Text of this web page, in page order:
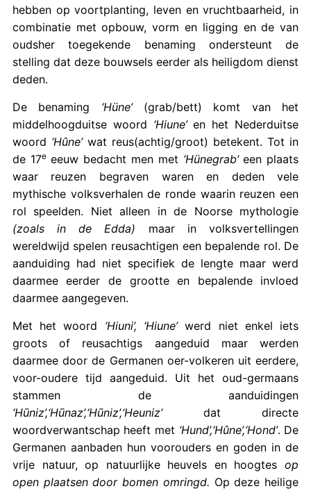
hebben op voortplanting, leven en vruchtbaarheid, in
combinatie met opbouw, vorm en ligging en de van
oudsher toegekende benaming ondersteunt de
stelling dat deze bouwsels eerder als heiligdom dienst
deden.
De benaming ‘Hüne’(grab/bett) komt van het
middelhoogduitse woord ‘Hiune’en het Nederduitse
woord ‘Hûne’wat reus(achtig/groot) betekent. Tot in
de 17eeeuw bedacht men met ‘Hünegrab’een plaats
waar reuzen begraven waren en deden vele
mythische volksverhalen de ronde waarin reuzen een
rol speelden. Niet alleen in de Noorse mythologie
(zoals in de Edda) maar in volksvertellingen
wereldwijd spelen reusachtigen een bepalende rol. De
aanduiding had niet specifiek de lengte maar werd
daarmee eerder de grootte en bepalende invloed
daarmee aangegeven.
Met het woord ‘Hiuni’, ‘Hiune’werd niet enkel iets
groots of reusachtigs aangeduid maar werden
daarmee door de Germanen oer-volkeren uit eerdere,
voor-oudere tijd aangeduid. Uit het oud-germaans
stammen de aanduidingen
‘Hūniz’,‘Hūnaz’,‘Hūniz’,‘Heuniz’dat directe
woordverwantschap heeft met ‘Hund’,‘Hûne’,‘Hond’. De
Germanen aanbaden hun voorouders en goden in de
vrije natuur, op natuurlijke heuvels en hoogtesop
open plaatsen door bomen omringd. Op deze heilige